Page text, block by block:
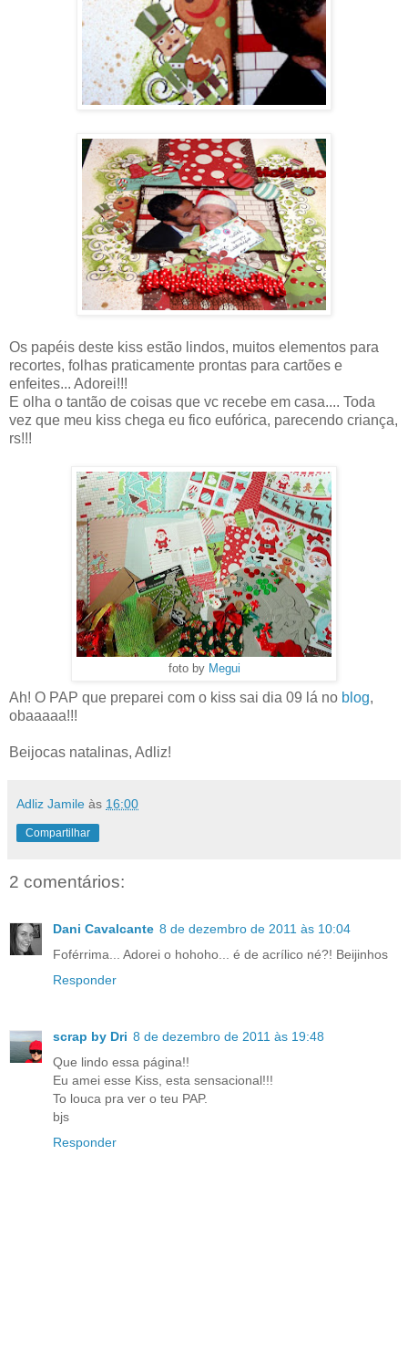
Os papéis deste kiss estão lindos, muitos elementos para
recortes, folhas praticamente prontas para cartões e
enfeites... Adorei!!!
E olha o tantão de coisas que vc recebe em casa.... Toda
vez que meu kiss chega eu fico eufórica, parecendo criança,
rs!!!
foto by Megui
Ah! O PAP que preparei com o kiss sai dia 09 lá no blog,
obaaaaa!!!
Beijocas natalinas, Adliz!
Adliz Jamile às 16:00
Compartilhar
2 comentários:
Dani Cavalcante 8 de dezembro de 2011 às 10:04
Foférrima... Adorei o hohoho... é de acrílico né?! Beijinhos
Responder
scrap by Dri 8 de dezembro de 2011 às 19:48
Que lindo essa página!!
Eu amei esse Kiss, esta sensacional!!!
To louca pra ver o teu PAP.
bjs
Responder